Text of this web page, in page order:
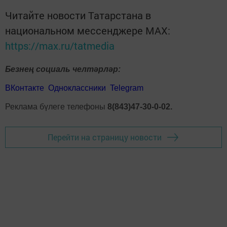
Читайте новости Татарстана в
национальном мессенджере MАХ:
https://max.ru/tatmedia
Безнең социаль челтәрләр:
ВКонтакте Одноклассники Telegram
Реклама бүлеге телефоны 8(843)47-30-0-02.
Перейти на страницу новости